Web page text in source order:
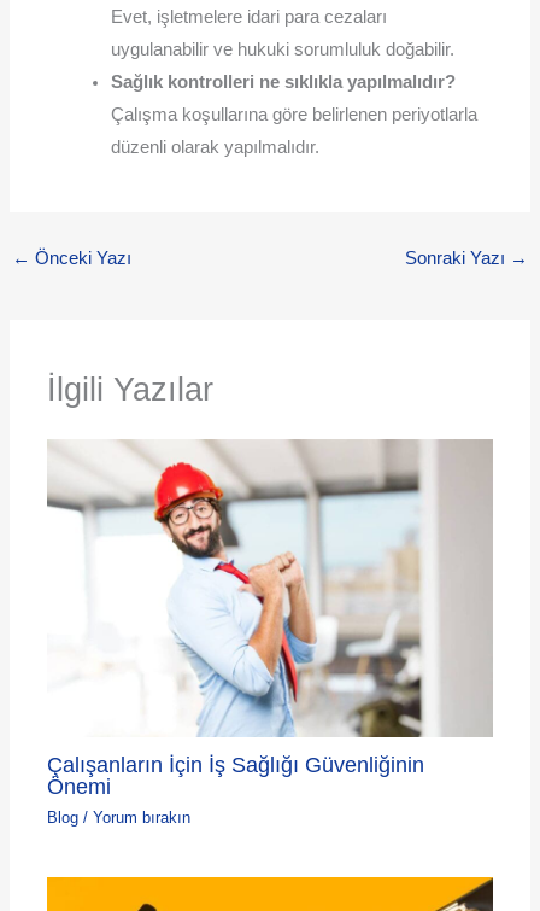
Evet, işletmelere idari para cezaları
uygulanabilir ve hukuki sorumluluk doğabilir.
Sağlık kontrolleri ne sıklıkla yapılmalıdır?
Çalışma koşullarına göre belirlenen periyotlarla
düzenli olarak yapılmalıdır.
← Önceki Yazı Sonraki Yazı →
İlgili Yazılar
Çalışanların İçin İş Sağlığı Güvenliğinin
Önemi
Blog /Yorum bırakın